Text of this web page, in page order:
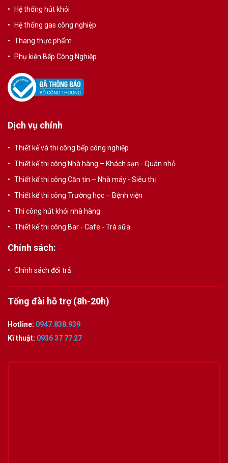
Hệ thống hút khói
Hệ thống gas công nghiệp
Thang thực phẩm
Phụ kiện Bếp Công Nghiệp
Dịch vụ chính
Thiết kế và thi công bếp công nghiệp
Thiết kế thi công Nhà hàng – Khách sạn - Quán nhỏ
Thiết kế thi công Căn tin – Nhà máy - Siêu thị
Thiết kế thi công Trường học – Bệnh viện
Thi công hút khói nhà hàng
Thiết kế thi công Bar - Cafe - Trà sữa
Chính sách:
Chính sách đổi trả
Tổng đài hỗ trợ (8h-20h)
Hotline: 0947.838.939
Kĩ thuật: 0936 37 77 27